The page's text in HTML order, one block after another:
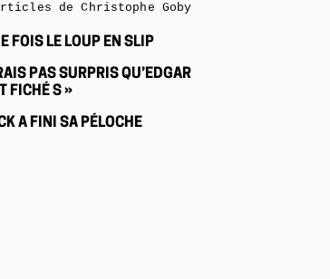
de Christophe Goby
FOIS LE LOUP EN SLIP
PAS SURPRIS QU’EDGAR
FICHÉ S »
A FINI SA PÉLOCHE